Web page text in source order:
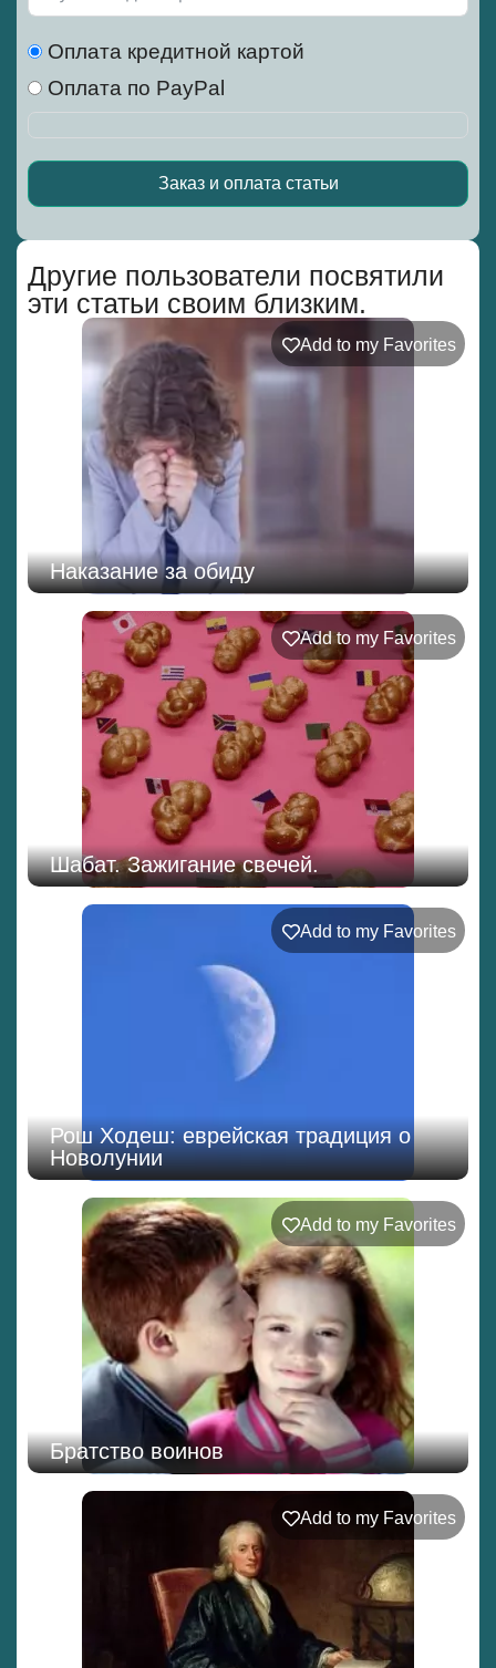
Другие пользователи посвятили
эти статьи своим близким.
Add to my Favorites
Наказание за обиду
Add to my Favorites
Шабат. Зажигание свечей.
Add to my Favorites
Рош Ходеш: еврейская традиция о
Новолунии
Add to my Favorites
Братство воинов
Add to my Favorites
Оплата кредитной картой
Оплата по PayPal
Заказ и оплата статьи
Alternative: